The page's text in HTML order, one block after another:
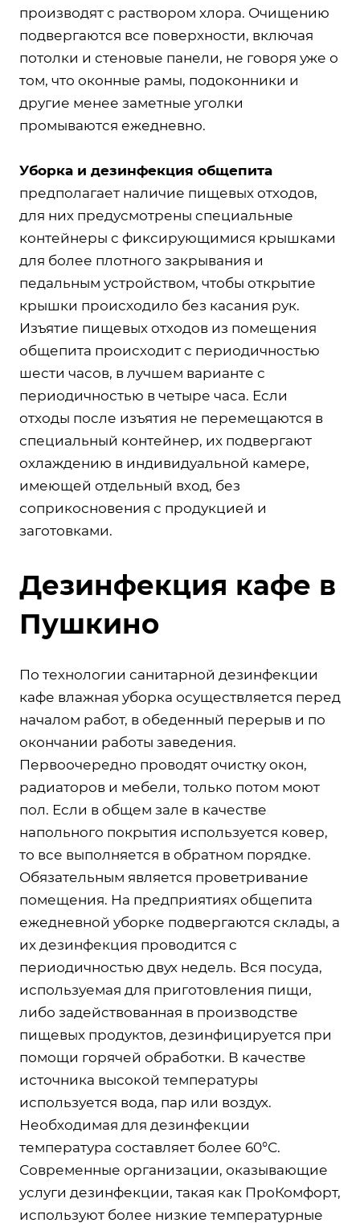
производят с раствором хлора. Очищению
подвергаются все поверхности, включая
потолки и стеновые панели, не говоря уже о
том, что оконные рамы, подоконники и
другие менее заметные уголки
промываются ежедневно.
Уборка и дезинфекция общепита
предполагает наличие пищевых отходов,
для них предусмотрены специальные
контейнеры с фиксирующимися крышками
для более плотного закрывания и
педальным устройством, чтобы открытие
крышки происходило без касания рук.
Изъятие пищевых отходов из помещения
общепита происходит с периодичностью
шести часов, в лучшем варианте с
периодичностью в четыре часа. Если
отходы после изъятия не перемещаются в
специальный контейнер, их подвергают
охлаждению в индивидуальной камере,
имеющей отдельный вход, без
соприкосновения с продукцией и
заготовками.
Дезинфекция кафе в
Пушкино
По технологии санитарной дезинфекции
кафе влажная уборка осуществляется перед
началом работ, в обеденный перерыв и по
окончании работы заведения.
Первоочередно проводят очистку окон,
радиаторов и мебели, только потом моют
пол. Если в общем зале в качестве
напольного покрытия используется ковер,
то все выполняется в обратном порядке.
Обязательным является проветривание
помещения. На предприятиях общепита
ежедневной уборке подвергаются склады, а
их дезинфекция проводится с
периодичностью двух недель. Вся посуда,
используемая для приготовления пищи,
либо задействованная в производстве
пищевых продуктов, дезинфицируется при
помощи горячей обработки. В качестве
источника высокой температуры
используется вода, пар или воздух.
Необходимая для дезинфекции
температура составляет более 60°С.
Современные организации, оказывающие
услуги дезинфекции, такая как ПроКомфорт,
используют более низкие температурные